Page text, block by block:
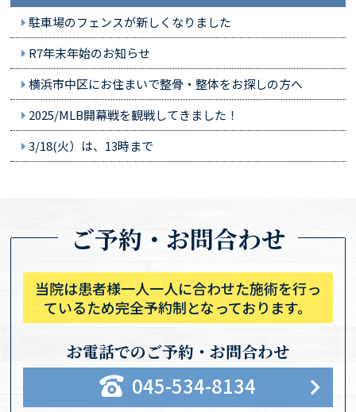
駐車場のフェンスが新しくなりました
R7年末年始のお知らせ
横浜市中区にお住まいで整骨・整体をお探しの方へ
2025/MLB開幕戦を観戦してきました！
3/18(火）は、13時まで
ご予約・お問合わせ
当院は患者様一人一人に合わせた施術を行っ
ているため完全予約制となっております。
お電話でのご予約・お問合わせ
045-534-8134